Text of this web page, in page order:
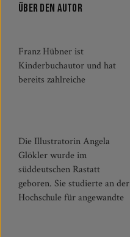
Über den Autor
Franz Hübner ist
Kinderbuchautor und hat
bereits zahlreiche
Kinderbücher zu religiösen
Die Illustratorin Angela
Glökler wurde im
süddeutschen Rastatt
geboren. Sie studierte an der
Hochschule für angewandte
Wissenschaften in Hamburg
und arbeitet heute in einem
großen Haus voller kreativer
Kollegen, in dem es gerne